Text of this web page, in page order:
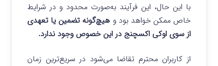
با این حال، این فرآیند به‌صورت محدود و در شرایط
خاص ممکن خواهد بود و هیچ‌گونه تضمین یا تعهدی
از سوی اوکی اکسچنج در این خصوص وجود ندارد.
از کاربران محترم تقاضا می‌شود در سریع‌ترین زمان